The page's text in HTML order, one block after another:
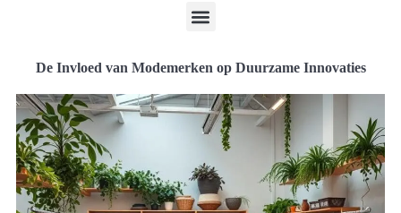
De Invloed van Modemerken op Duurzame Innovaties